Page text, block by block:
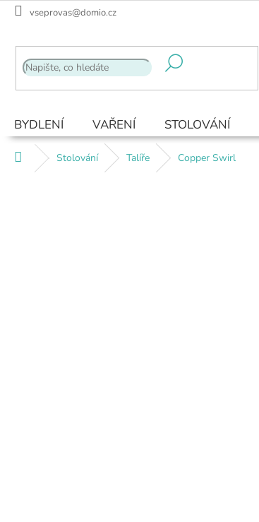
Přejít
vseprovas@domio.cz
BYDLENÍ VAŘENÍ STOLOVÁNÍ
Domů Stolování Talíře Copper Swirl